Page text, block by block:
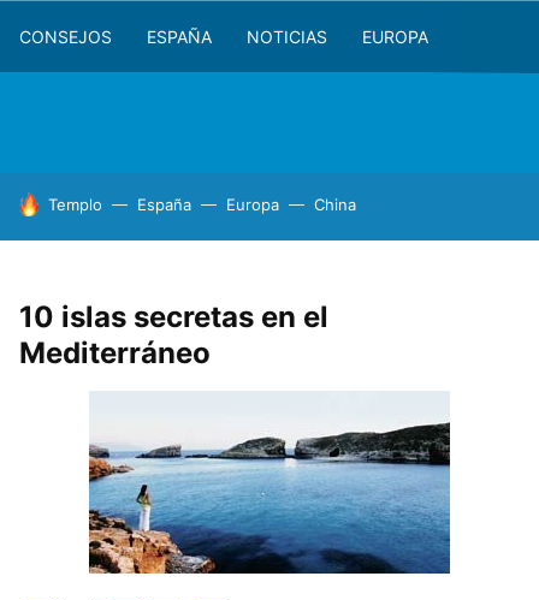
CONSEJOS ESPAÑA NOTICIAS EUROPA
HOY SE HABLA DE
Templo España Europa China
10 islas secretas en el
Mediterráneo